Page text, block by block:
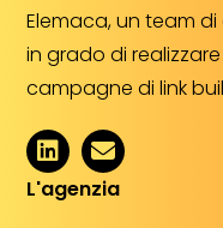
Elemaca, un team di
in grado di
campagne di link
L'agenzia